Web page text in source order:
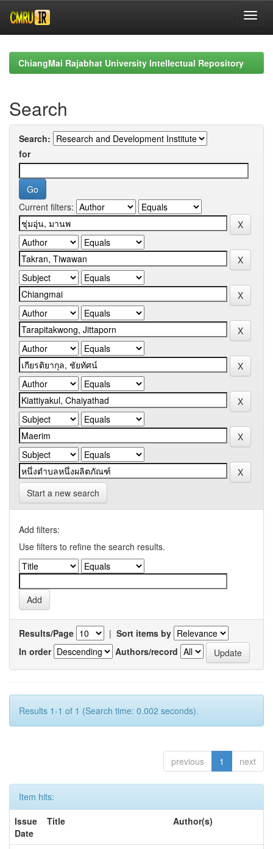
navigationChiangMai Rajabhat University Intellectual Repository
Search
Search:
for
Current filters:
Start a new search
Add filters:
Use filters to refine the search results.
Results/Page | Sort items by
In order
Authors/record
Results 1-1 of 1 (Search time: 0.002 seconds).
previous 1 next
Item hits:
Issue
Date
Title Author(s)